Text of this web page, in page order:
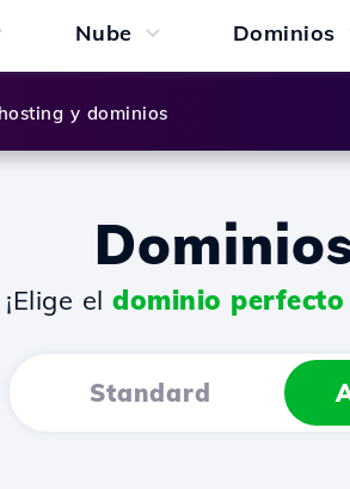
Nube Dominios
y dominios
¡Elige eldominio perfecto
Standard